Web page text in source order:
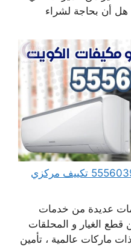
هل أن بحاجة لشراء
فني تكييف وتبريد الرميثية 55560390 تكييف مركزي
عديدة من خدمات
قطع الغيار و المحلقات
ماركات عالمية ، تأمين